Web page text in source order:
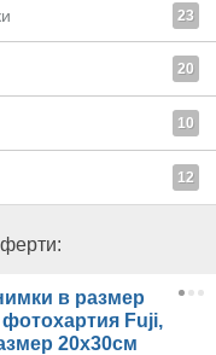
23
20
10
12
в размер
Fuji,
20х30см